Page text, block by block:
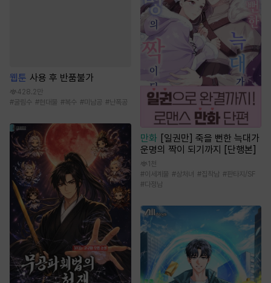
웹툰 사용 후 반품불가
428.2만
#굴림수 #현대물 #복수 #미남공 #난폭공
만화 [일권만] 죽을 뻔한 늑대가
운명의 짝이 되기까지 [단행본]
1천
#이세계물 #상처녀 #집착남 #판타지/SF
#다정남